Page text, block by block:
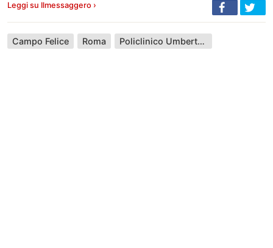
Leggi su Ilmessaggero ›
Campo Felice Roma Policlinico Umberto I